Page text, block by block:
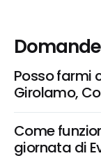
Posso farmi
Girolamo,
Come
giornata di